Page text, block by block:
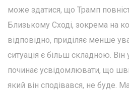
може здатися, що Трамп
Близькому Сході, зокрема на
відповідно, приділяє менше
ситуація є більш складною.
починає усвідомлювати, що
який він сподівався, не буде.